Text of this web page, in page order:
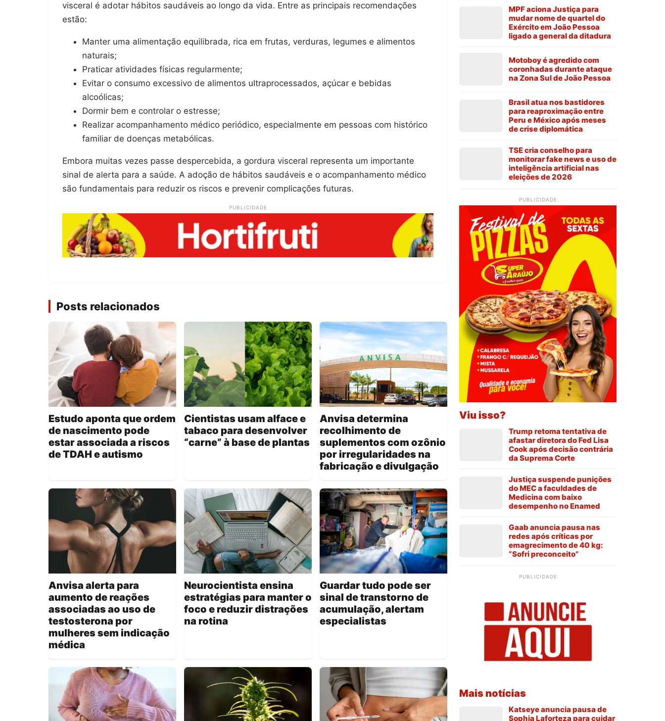
visceral é adotar hábitos saudáveis ao longo da vida. Entre as principais recomendações
estão:
Manter uma alimentação equilibrada, rica em frutas, verduras, legumes e alimentos
naturais;
Praticar atividades físicas regularmente;
Evitar o consumo excessivo de alimentos ultraprocessados, açúcar e bebidas
alcoólicas;
Dormir bem e controlar o estresse;
Realizar acompanhamento médico periódico, especialmente em pessoas com histórico
familiar de doenças metabólicas.
Embora muitas vezes passe despercebida, a gordura visceral representa um importante
sinal de alerta para a saúde. A adoção de hábitos saudáveis e o acompanhamento médico
são fundamentais para reduzir os riscos e prevenir complicações futuras.
PUBLICIDADE
Posts relacionados
Estudo aponta que ordem
de nascimento pode
estar associada a riscos
de TDAH e autismo
Cientistas usam alface e
tabaco para desenvolver
“carne” à base de plantas
Anvisa determina
recolhimento de
suplementos com ozônio
por irregularidades na
fabricação e divulgação
Anvisa alerta para
aumento de reações
associadas ao uso de
testosterona por
mulheres sem indicação
médica
Neurocientista ensina
estratégias para manter o
foco e reduzir distrações
na rotina
Guardar tudo pode ser
sinal de transtorno de
acumulação, alertam
especialistas
MPF aciona Justiça para
mudar nome de quartel do
Exército em João Pessoa
ligado a general da ditadura
Motoboy é agredido com
coronhadas durante ataque
na Zona Sul de João Pessoa
Brasil atua nos bastidores
para reaproximação entre
Peru e México após meses
de crise diplomática
TSE cria conselho para
monitorar fake news e uso de
inteligência artificial nas
eleições de 2026
PUBLICIDADE
Viu isso?
Trump retoma tentativa de
afastar diretora do Fed Lisa
Cook após decisão contrária
da Suprema Corte
Justiça suspende punições
do MEC a faculdades de
Medicina com baixo
desempenho no Enamed
Gaab anuncia pausa nas
redes após críticas por
emagrecimento de 40 kg:
“Sofri preconceito”
PUBLICIDADE
Mais notícias
Katseye anuncia pausa de
Sophia Laforteza para cuidar